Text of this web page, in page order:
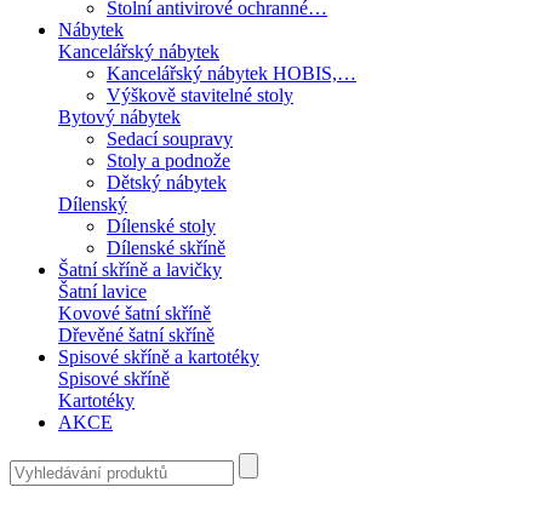
Stolní antivirové ochranné…
Nábytek
Kancelářský nábytek
Kancelářský nábytek HOBIS,…
Výškově stavitelné stoly
Bytový nábytek
Sedací soupravy
Stoly a podnože
Dětský nábytek
Dílenský
Dílenské stoly
Dílenské skříně
Šatní skříně a lavičky
Šatní lavice
Kovové šatní skříně
Dřevěné šatní skříně
Spisové skříně a kartotéky
Spisové skříně
Kartotéky
AKCE